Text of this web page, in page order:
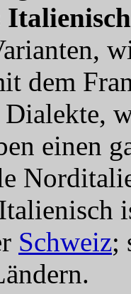
dem
einen
Schweiz;